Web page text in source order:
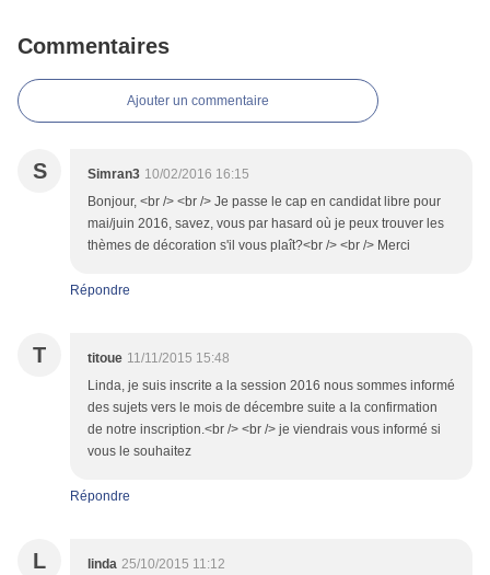
Commentaires
Ajouter un commentaire
S Simran3 10/02/2016 16:15
Bonjour, <br /> <br /> Je passe le cap en candidat libre pour
mai/juin 2016, savez, vous par hasard où je peux trouver les
thèmes de décoration s'il vous plaît?<br /> <br /> Merci
Répondre
T titoue 11/11/2015 15:48
Linda, je suis inscrite a la session 2016 nous sommes informé
des sujets vers le mois de décembre suite a la confirmation
de notre inscription.<br /> <br /> je viendrais vous informé si
vous le souhaitez
Répondre
L linda 25/10/2015 11:12